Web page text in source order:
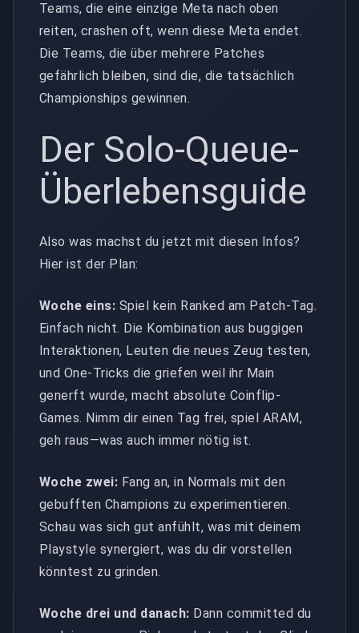
Teams, die eine einzige Meta nach oben
reiten, crashen oft, wenn diese Meta endet.
Die Teams, die über mehrere Patches
gefährlich bleiben, sind die, die tatsächlich
Championships gewinnen.
Der Solo-Queue-
Überlebensguide
Also was machst du jetzt mit diesen Infos?
Hier ist der Plan:
Woche eins: Spiel kein Ranked am Patch-Tag.
Einfach nicht. Die Kombination aus buggigen
Interaktionen, Leuten die neues Zeug testen,
und One-Tricks die griefen weil ihr Main
generft wurde, macht absolute Coinflip-
Games. Nimm dir einen Tag frei, spiel ARAM,
geh raus—was auch immer nötig ist.
Woche zwei: Fang an, in Normals mit den
gebufften Champions zu experimentieren.
Schau was sich gut anfühlt, was mit deinem
Playstyle synergiert, was du dir vorstellen
könntest zu grinden.
Woche drei und danach: Dann committed du